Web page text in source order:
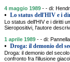
4 maggio 1989 - - di:
• Lo status dell'HIV e i
Lo status dell'HIV e i diritti
Sieropositivi, l'autore
1 aprile 1989 - - di:
• Droga: il demonio del
Droga: il demonio del
confronto fra l'illusione